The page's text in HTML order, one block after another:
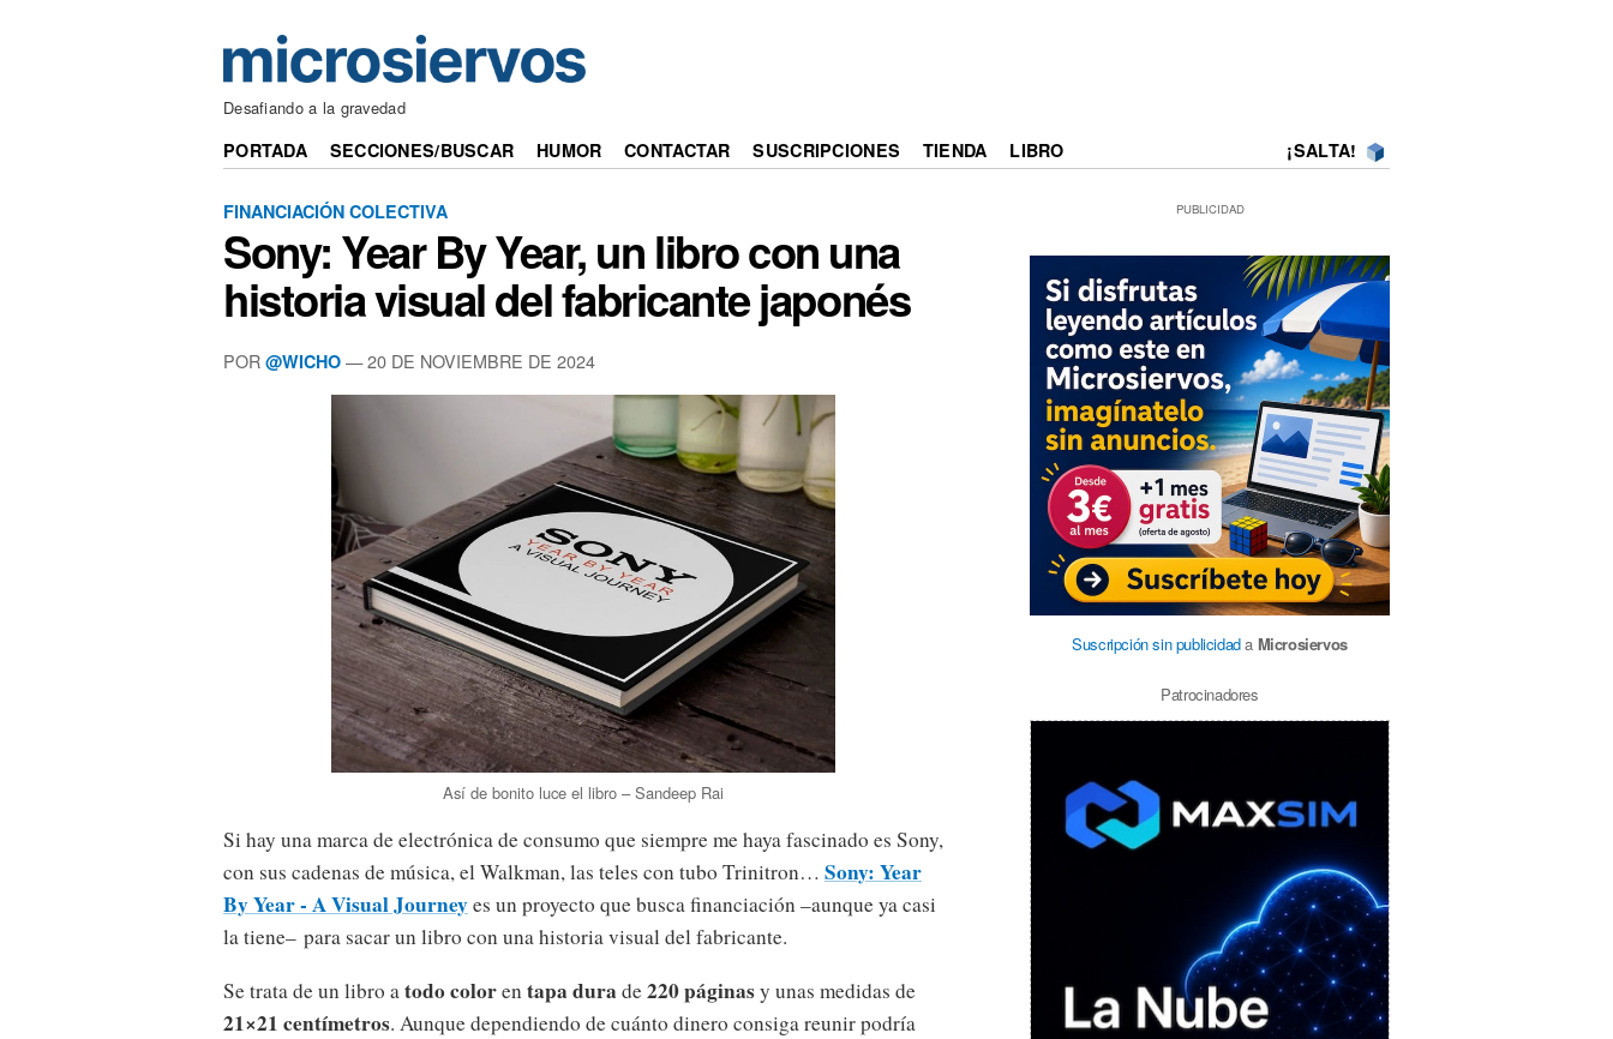
Desafiando a la gravedad
PORTADA SECCIONES/BUSCAR HUMOR CONTACTAR SUSCRIPCIONES TIENDA LIBRO ¡SALTA!
FINANCIACIÓN COLECTIVA
Sony: Year By Year, un libro con una
historia visual del fabricante japonés
POR @WICHO — 20 DE NOVIEMBRE DE 2024
Así de bonito luce el libro – Sandeep Rai
Si hay una marca de electrónica de consumo que siempre me haya fascinado es Sony,
con sus cadenas de música, el Walkman, las teles con tubo Trinitron… Sony: Year
By Year - A Visual Journeyes un proyecto que busca financiación –aunque ya casi
la tiene– para sacar un libro con una historia visual del fabricante.
Se trata de un libro a todo coloren tapa dura de220 páginasy unas medidas de
21×21 centímetros. Aunque dependiendo de cuánto dinero consiga reunir podría
PUBLICIDAD
Suscripción sin publicidada Microsiervos
Patrocinadores